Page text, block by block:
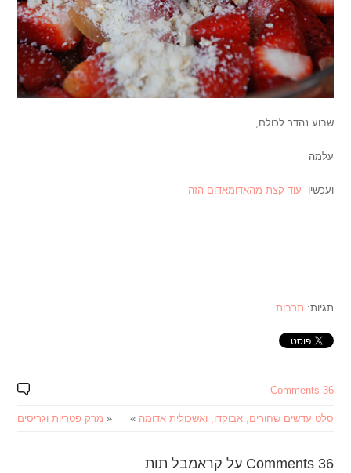
שבוע נהדר לכולם,
עלמה
ועכשיו- עוד קצת מהאדומאדום הזה
תגיות: תרבות
36 Comments
« מרק פטריות וגריסים סלט עדשים שחורים, אבוקדו, ואשכולית אדומה »
36 Comments על קראמבל תות